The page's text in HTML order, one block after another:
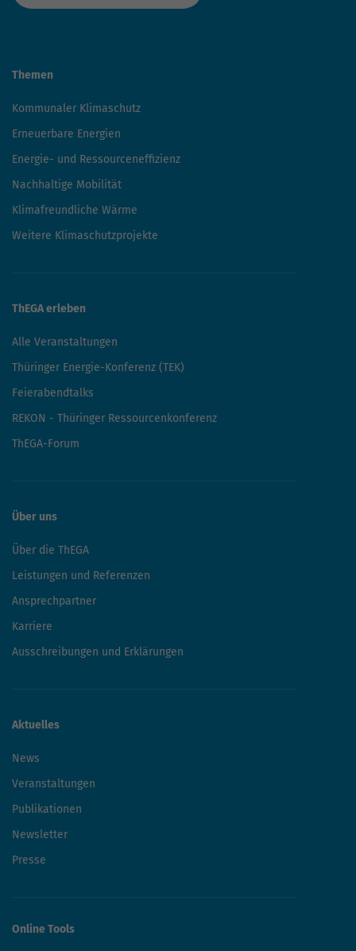
Themen
Kommunaler Klimaschutz
Erneuerbare Energien
Energie- und Ressourceneffizienz
Nachhaltige Mobilität
Klimafreundliche Wärme
Weitere Klimaschutzprojekte
ThEGA erleben
Alle Veranstaltungen
Thüringer Energie-Konferenz (TEK)
Feierabendtalks
REKON - Thüringer Ressourcenkonferenz
ThEGA-Forum
Über uns
Über die ThEGA
Leistungen und Referenzen
Ansprechpartner
Karriere
Ausschreibungen und Erklärungen
Aktuelles
News
Veranstaltungen
Publikationen
Newsletter
Presse
Online Tools